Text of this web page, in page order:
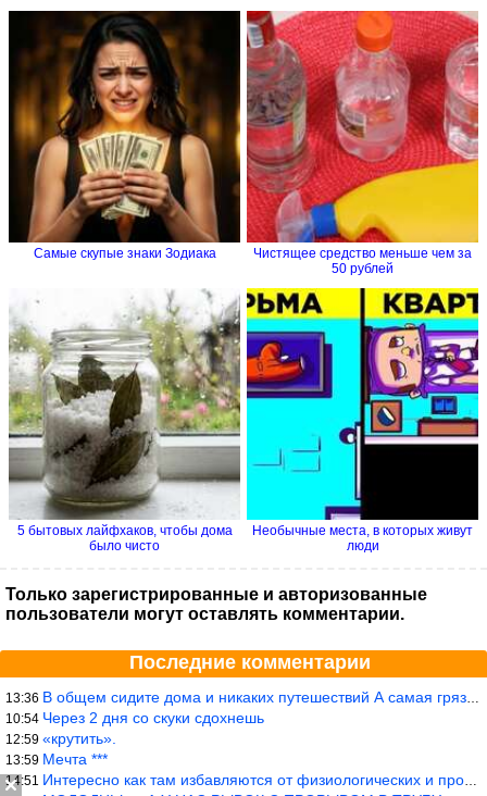
Самые скупые знаки Зодиака
Чистящее средство меньше чем за
50 рублей
5 бытовых лайфхаков, чтобы дома
было чисто
Необычные места, в которых живут
люди
Только зарегистрированные и авторизованные
пользователи могут оставлять комментарии.
Последние комментарии
13:36 В общем сидите дома и никаких путешествий А самая грязная в от
10:54 Через 2 дня со скуки сдохнешь
12:59 «крутить».
13:59 Мечта ***
14:51 Интересно как там избавляются от физиологических и прочих отходо